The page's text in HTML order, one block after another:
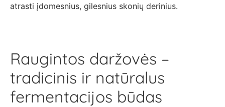
atrasti įdomesnius, gilesnius skonių derinius.
Raugintos daržovės –
tradicinis ir natūralus
fermentacijos būdas